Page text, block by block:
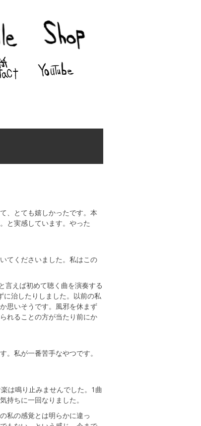
、とても嬉しかったです。本
と実感しています。やった
てくださいました。私はこの
言えば初めて聴く曲を演奏する
治したりしました。以前の私
思いそうです。風邪を休まず
れることの方が当たり前にか
。私が一番苦手なやつです。
は鳴り止みませんでした。1曲
持ちに一回なりました。
私の感覚とは明らかに違っ